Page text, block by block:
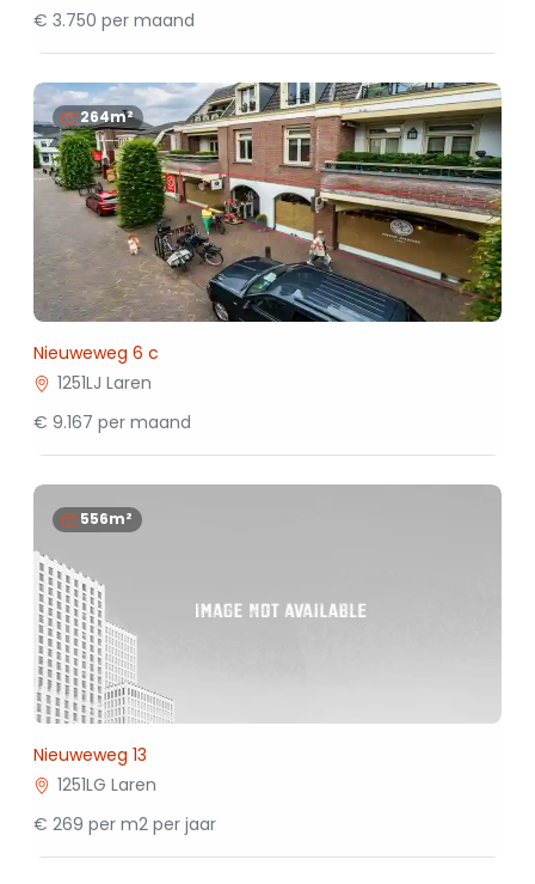
€ 3.750 per maand
264m²
Nieuweweg 6 c
1251LJ Laren
€ 9.167 per maand
556m²
Nieuweweg 13
1251LG Laren
€ 269 per m2 per jaar